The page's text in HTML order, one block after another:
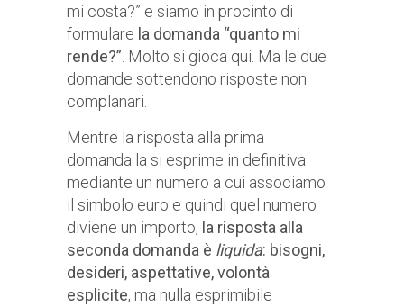
mi costa?” e siamo in procinto di
formulare la domanda “quanto mi
rende?”. Molto si gioca qui. Ma le due
domande sottendono risposte non
complanari.
Mentre la risposta alla prima
domanda la si esprime in definitiva
mediante un numero a cui associamo
il simbolo euro e quindi quel numero
diviene un importo, la risposta alla
seconda domanda è liquida: bisogni,
desideri, aspettative, volontà
esplicite, ma nulla esprimibile